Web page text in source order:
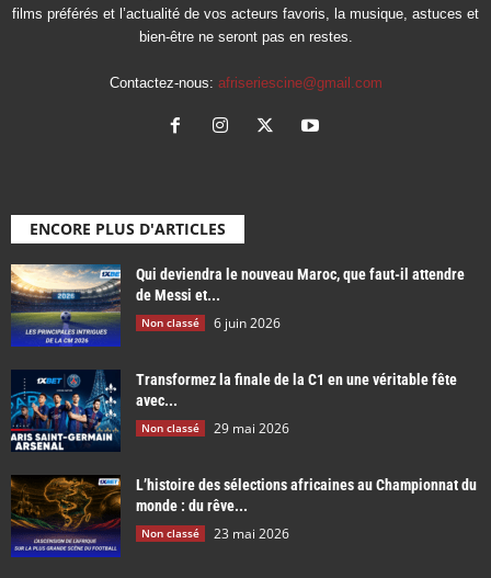
films préférés et l’actualité de vos acteurs favoris, la musique, astuces et
bien-être ne seront pas en restes.
Contactez-nous: afriseriescine@gmail.com
ENCORE PLUS D'ARTICLES
Qui deviendra le nouveau Maroc, que faut-il attendre
de Messi et...
Non classé 6 juin 2026
Transformez la finale de la C1 en une véritable fête
avec...
Non classé 29 mai 2026
L’histoire des sélections africaines au Championnat du
monde : du rêve...
Non classé 23 mai 2026